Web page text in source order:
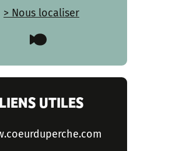
> Nous localiser
LIENS UTILES